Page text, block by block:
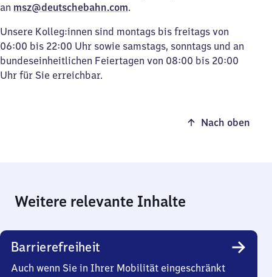
an msz@deutschebahn.com.
Unsere Kolleg:innen sind montags bis freitags von
06:00 bis 22:00 Uhr sowie samstags, sonntags und an
bundeseinheitlichen Feiertagen von 08:00 bis 20:00
Uhr für Sie erreichbar.
Nach oben
Weitere relevante Inhalte
Barrierefreiheit
Auch wenn Sie in Ihrer Mobilität eingeschränkt